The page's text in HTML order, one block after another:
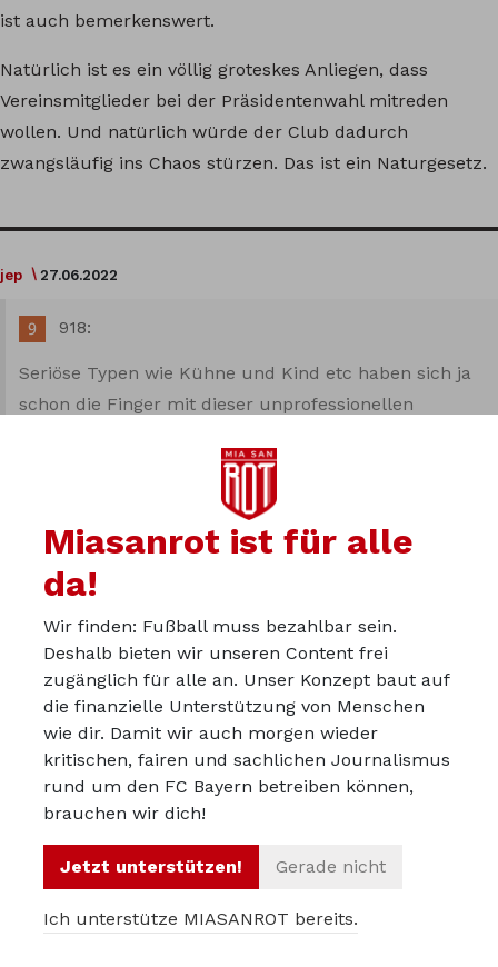
ist auch bemerkenswert.
Natürlich ist es ein völlig groteskes Anliegen, dass
Vereinsmitglieder bei der Präsidentenwahl mitreden
wollen. Und natürlich würde der Club dadurch
zwangsläufig ins Chaos stürzen. Das ist ein Naturgesetz.
jep 27.06.2022
918:
Seriöse Typen wie Kühne und Kind etc haben sich ja
schon die Finger mit dieser unprofessionellen
Seriös? Teils, teils. Unprofessionell? Dito. Solche
Wertungen sind möglich, besagen letztlich allerdings
nicht viel mehr, als dass in einem äußerst komplexen
Zielkonflikt der Maximierung des wirtschaftlichen und,
Erfolgs absoluter Vorrang einzuräumen sei. Und dass
diese erfolgreichen Unternehmer schon wissen, was zu
tun ist und bei der Realisierung ihrer Vorstellungen
möglichst wenig gestört werden sollten. Btw: dieses
Konzept verfolgt meines Wissens RBL mit der für hiesige
Verhältnisse größten Konsequenz. Gibt es keine
Mitglieder, dann können die den Laden auch nicht mit
und der Kommunikation bzgl Katar auch ist“
Miasanrot ist für alle
da!
Wir finden: Fußball muss bezahlbar sein.
Deshalb bieten wir unseren Content frei
zugänglich für alle an. Unser Konzept baut auf
die finanzielle Unterstützung von Menschen
wie dir. Damit wir auch morgen wieder
kritischen, fairen und sachlichen Journalismus
rund um den FC Bayern betreiben können,
brauchen wir dich!
Jetzt unterstützen! Gerade nicht
Ich unterstütze MIASANROT bereits.